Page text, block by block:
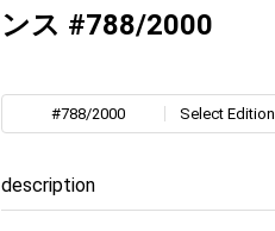
ンス #788/2000
#788/2000 Select Edition
description